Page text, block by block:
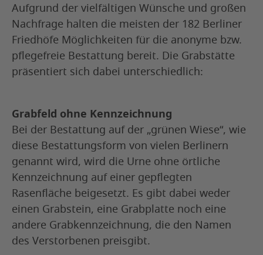
Aufgrund der vielfältigen Wünsche und großen
Nachfrage halten die meisten der 182 Berliner
Friedhöfe Möglichkeiten für die anonyme bzw.
pflegefreie Bestattung bereit. Die Grabstätte
präsentiert sich dabei unterschiedlich:
Grabfeld ohne Kennzeichnung
Bei der Bestattung auf der „grünen Wiese“, wie
diese Bestattungsform von vielen Berlinern
genannt wird, wird die Urne ohne örtliche
Kennzeichnung auf einer gepflegten
Rasenfläche beigesetzt. Es gibt dabei weder
einen Grabstein, eine Grabplatte noch eine
andere Grabkennzeichnung, die den Namen
des Verstorbenen preisgibt.